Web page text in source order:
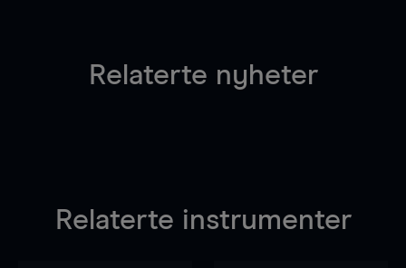
Relaterte nyheter
Relaterte instrumenter